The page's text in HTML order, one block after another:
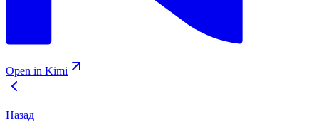
Open in Kimi
Назад